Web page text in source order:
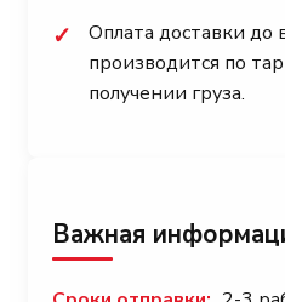
✓
Оплата доставки до
производится по
получении груза.
Важная